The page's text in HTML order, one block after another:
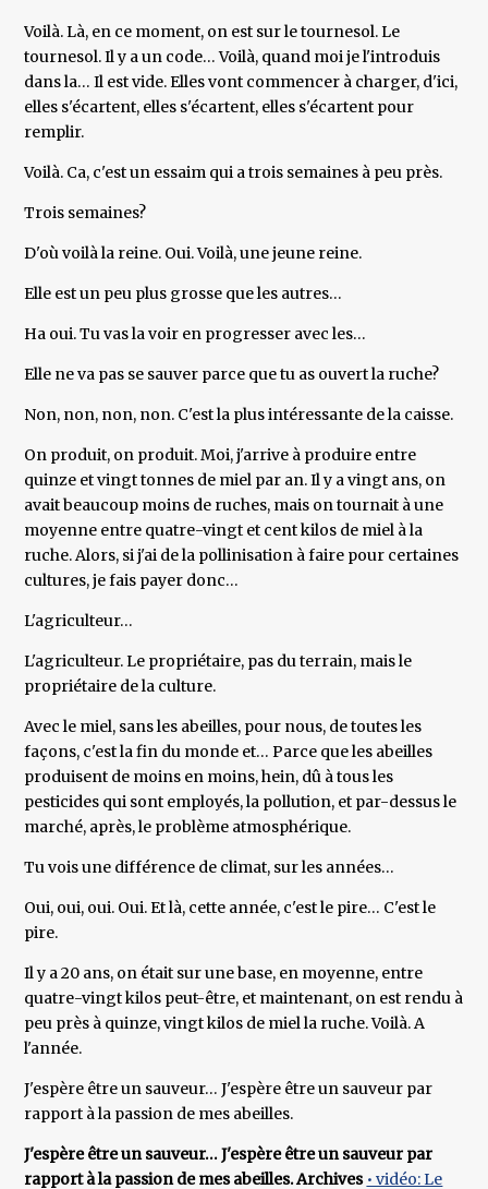
Voilà. Là, en ce moment, on est sur le tournesol. Le
tournesol. Il y a un code… Voilà, quand moi je l'introduis
dans la… Il est vide. Elles vont commencer à charger, d'ici,
elles s'écartent, elles s'écartent, elles s'écartent pour
remplir.
Voilà. Ca, c'est un essaim qui a trois semaines à peu près.
Trois semaines?
D'où voilà la reine. Oui. Voilà, une jeune reine.
Elle est un peu plus grosse que les autres…
Ha oui. Tu vas la voir en progresser avec les…
Elle ne va pas se sauver parce que tu as ouvert la ruche?
Non, non, non, non. C'est la plus intéressante de la caisse.
On produit, on produit. Moi, j'arrive à produire entre
quinze et vingt tonnes de miel par an. Il y a vingt ans, on
avait beaucoup moins de ruches, mais on tournait à une
moyenne entre quatre-vingt et cent kilos de miel à la
ruche. Alors, si j'ai de la pollinisation à faire pour certaines
cultures, je fais payer donc…
L'agriculteur…
L'agriculteur. Le propriétaire, pas du terrain, mais le
propriétaire de la culture.
Avec le miel, sans les abeilles, pour nous, de toutes les
façons, c'est la fin du monde et… Parce que les abeilles
produisent de moins en moins, hein, dû à tous les
pesticides qui sont employés, la pollution, et par-dessus le
marché, après, le problème atmosphérique.
Tu vois une différence de climat, sur les années…
Oui, oui, oui. Oui. Et là, cette année, c'est le pire… C'est le
pire.
Il y a 20 ans, on était sur une base, en moyenne, entre
quatre-vingt kilos peut-être, et maintenant, on est rendu à
peu près à quinze, vingt kilos de miel la ruche. Voilà. A
l'année.
J'espère être un sauveur… J'espère être un sauveur par
rapport à la passion de mes abeilles.
J'espère être un sauveur… J'espère être un sauveur par
rapport à la passion de mes abeilles.Archives • vidéo: Le